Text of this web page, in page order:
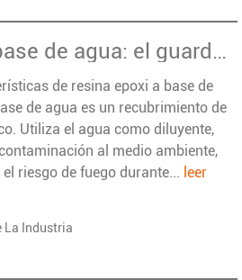
Resina epoxi a base de agua: el guardián de la base de concreto
de resina epoxi a base de
de agua es un recubrimiento de
Utiliza el agua como diluyente,
al medio ambiente,
riesgo de fuego durante... leer
La Industria